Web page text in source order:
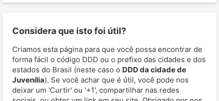
Considera que isto foi útil?
Criamos esta página para que você possa encontrar de
forma fácil o código DDD ou o prefixo das cidades e dos
estados do Brasil (neste caso o DDD da cidade de
Juvenília). Se você achar que é útil, você pode nos
deixar um 'Curtir' ou '+1', compartilhar nas redes